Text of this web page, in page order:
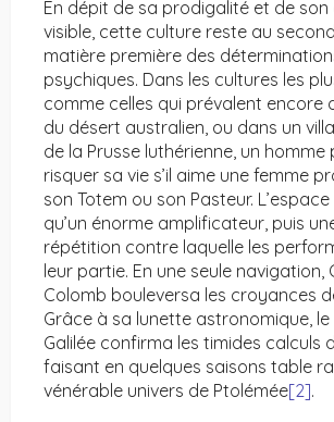
En dépit de sa prodigalité et de son
visible, cette culture reste au
matière première des
psychiques. Dans les cultures les
comme celles qui prévalent encore
du désert australien, ou dans un
de la Prusse luthérienne, un
risquer sa vie s’il aime une femme
son Totem ou son Pasteur. L’espace
qu’un énorme amplificateur, puis
répétition contre laquelle les
leur partie. En une seule navigation,
Colomb bouleversa les croyances
Grâce à sa lunette astronomique,
Galilée confirma les timides calculs
faisant en quelques saisons table
vénérable univers de Ptolémée[2].